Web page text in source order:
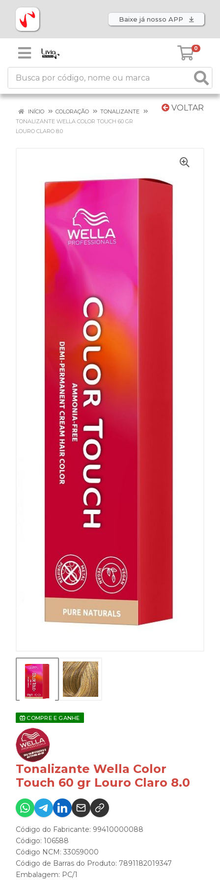
Baixe já nosso APP
0
VOLTAR
INÍCIO COLORAÇÃO
TONALIZANTE
TONALIZANTE WELLA COLOR TOUCH 60 GR
LOURO CLARO 8.0
COMPRE E GANHE
Tonalizante Wella Color
Touch 60 gr Louro Claro 8.0
Código do Fabricante: 99410000088
Código: 106588
Código NCM: 33059000
Código de Barras do Produto: 7891182019347
Embalagem: PC/1